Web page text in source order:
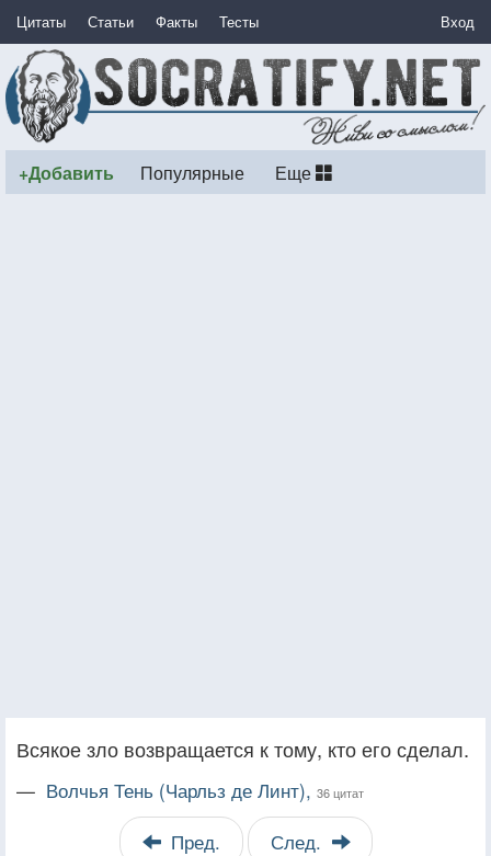
Цитаты Статьи Факты Тесты Вход
+Добавить Популярные Еще
Всякое зло возвращается к тому, кто его сделал.
— Волчья Тень (Чарльз де Линт), 36 цитат
Пред. След.